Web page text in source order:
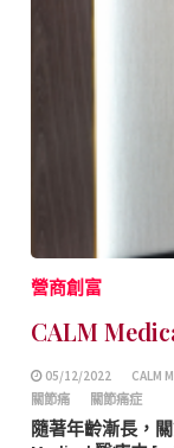
營商創富
CALM
05/12/2022 CALM
關節痛
關節痛症
隨著年齡漸長，